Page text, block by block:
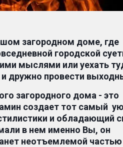
загородном доме, где
городской
мыслями или уехать
дружно провести
загородного дома - это
создает тот самый
и обладающий
в нем именно Вы, он
неотъемлемой частью